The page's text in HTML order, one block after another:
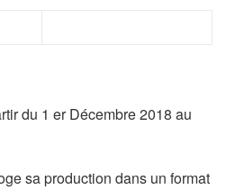
du 1 er Décembre 2018 au
sa production dans un format